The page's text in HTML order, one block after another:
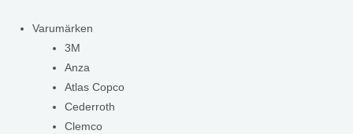
Varumärken
3M
Anza
Atlas Copco
Cederroth
Clemco